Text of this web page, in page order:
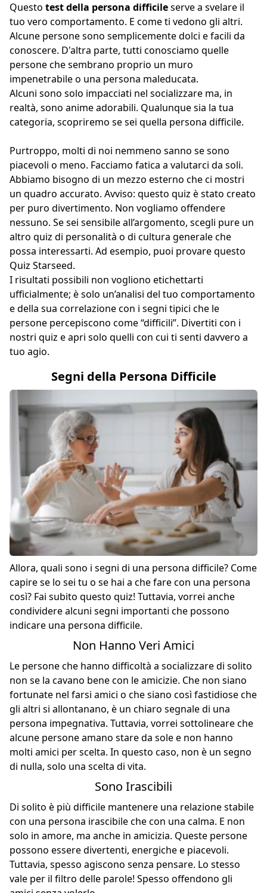
Questo test della persona difficileserve a svelare il
tuo vero comportamento. E come ti vedono gli altri.
Alcune persone sono semplicemente dolci e facili da
conoscere. D'altra parte, tutti conosciamo quelle
persone che sembrano proprio un muro
impenetrabile o una persona maleducata.
Alcuni sono solo impacciati nel socializzare ma, in
realtà, sono anime adorabili. Qualunque sia la tua
categoria, scopriremo se sei quella persona difficile.
Purtroppo, molti di noi nemmeno sanno se sono
piacevoli o meno. Facciamo fatica a valutarci da soli.
Abbiamo bisogno di un mezzo esterno che ci mostri
un quadro accurato. Avviso: questo quiz è stato creato
per puro divertimento. Non vogliamo offendere
nessuno. Se sei sensibile all’argomento, scegli pure un
altro quiz di personalità o di cultura generale che
possa interessarti. Ad esempio, puoi provare questo
Quiz Starseed.
I risultati possibili non vogliono etichettarti
ufficialmente; è solo un’analisi del tuo comportamento
e della sua correlazione con i segni tipici che le
persone percepiscono come “difficili”. Divertiti con i
nostri quiz e apri solo quelli con cui ti senti davvero a
tuo agio.
Segni della Persona Difficile
Allora, quali sono i segni di una persona difficile? Come
capire se lo sei tu o se hai a che fare con una persona
così? Fai subito questo quiz! Tuttavia, vorrei anche
condividere alcuni segni importanti che possono
indicare una persona difficile.
Non Hanno Veri Amici
Le persone che hanno difficoltà a socializzaredi solito
non se la cavano bene con le amicizie. Che non siano
fortunate nel farsi amici o che siano così fastidiose che
gli altri si allontanano, è un chiaro segnale di una
persona impegnativa. Tuttavia, vorrei sottolineare che
alcune persone amano stare da sole e non hanno
molti amici per scelta. In questo caso, non è un segno
di nulla, solo una scelta di vita.
Sono Irascibili
Di solito è più difficile mantenere una relazione stabile
con una persona irascibile che con una calma. E non
solo in amore, ma anche in amicizia. Queste persone
possono essere divertenti, energiche e piacevoli.
Tuttavia, spesso agiscono senza pensare. Lo stesso
vale per il filtro delle parole! Spesso offendono gli